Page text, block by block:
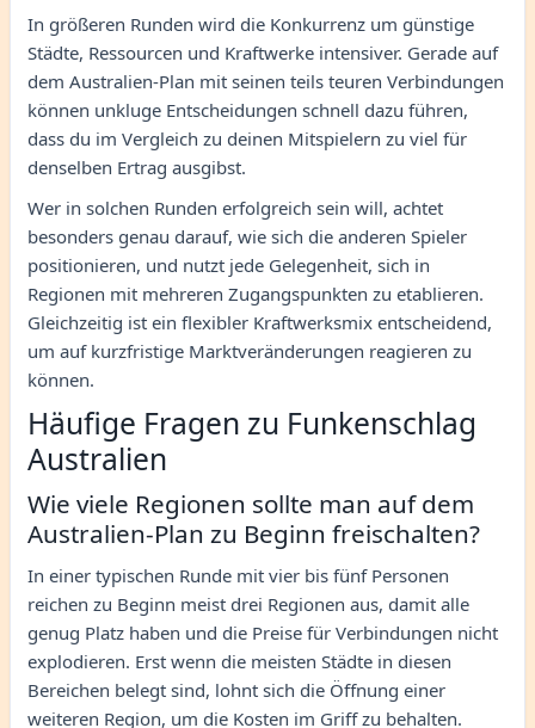
In größeren Runden wird die Konkurrenz um günstige
Städte, Ressourcen und Kraftwerke intensiver. Gerade auf
dem Australien-Plan mit seinen teils teuren Verbindungen
können unkluge Entscheidungen schnell dazu führen,
dass du im Vergleich zu deinen Mitspielern zu viel für
denselben Ertrag ausgibst.
Wer in solchen Runden erfolgreich sein will, achtet
besonders genau darauf, wie sich die anderen Spieler
positionieren, und nutzt jede Gelegenheit, sich in
Regionen mit mehreren Zugangspunkten zu etablieren.
Gleichzeitig ist ein flexibler Kraftwerksmix entscheidend,
um auf kurzfristige Marktveränderungen reagieren zu
können.
Häufige Fragen zu Funkenschlag
Australien
Wie viele Regionen sollte man auf dem
Australien-Plan zu Beginn freischalten?
In einer typischen Runde mit vier bis fünf Personen
reichen zu Beginn meist drei Regionen aus, damit alle
genug Platz haben und die Preise für Verbindungen nicht
explodieren. Erst wenn die meisten Städte in diesen
Bereichen belegt sind, lohnt sich die Öffnung einer
weiteren Region, um die Kosten im Griff zu behalten.